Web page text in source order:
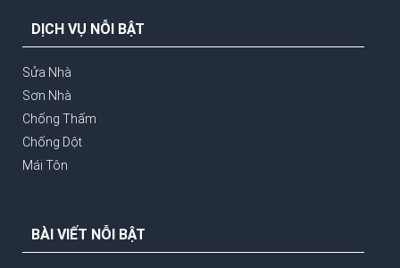
DỊCH VỤ NỖI BẬT
Sửa Nhà
Sơn Nhà
Chống Thấm
Chống Dột
Mái Tôn
BÀI VIẾT NỖI BẬT